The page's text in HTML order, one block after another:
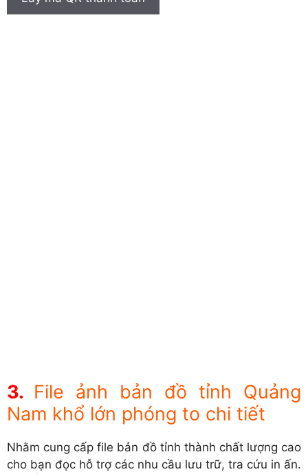
File ảnh bản đồ tỉnh Quảng
Nam khổ lớn phóng to chi tiết
Nhằm cung cấp file bản đồ tỉnh thành chất lượng cao
cho bạn đọc hỗ trợ các nhu cầu lưu trữ, tra cứu in ấn.